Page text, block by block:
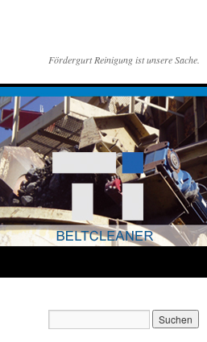
Fördergurt Reinigung ist unsere Sache.